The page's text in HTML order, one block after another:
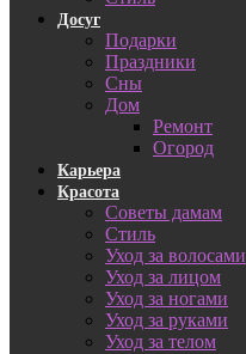
Досуг
Подарки
Праздники
Сны
Дом
Ремонт
Огород
Карьера
Красота
Советы дамам
Стиль
Уход за волосами
Уход за лицом
Уход за ногами
Уход за руками
Уход за телом